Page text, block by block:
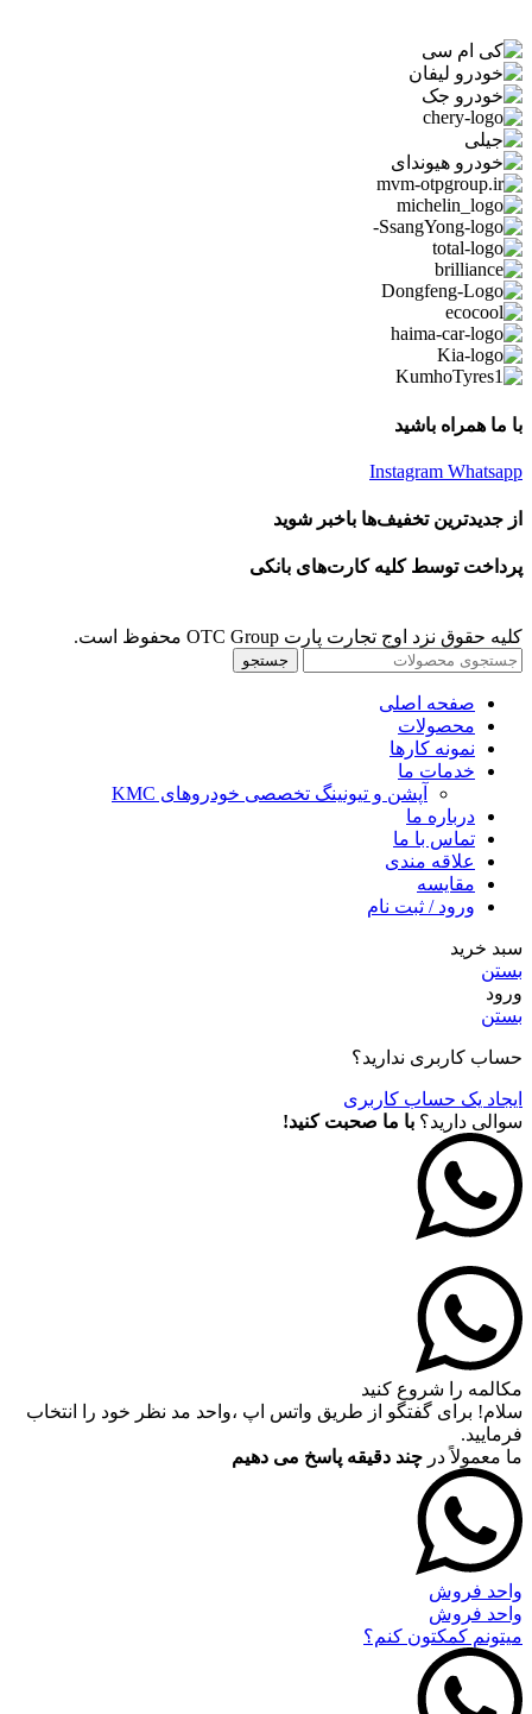
با ما همراه باشید
Instagram Whatsapp
از جدیدترین تخفیف‌ها باخبر شوید
پرداخت توسط کلیه کارت‌های بانکی
کلیه حقوق نزد اوج تجارت پارت OTC Group محفوظ است.
جستجو
صفحه اصلی
محصولات
نمونه کارها
خدمات ما
آپشن و تیونینگ تخصصی خودروهای KMC
درباره ما
تماس با ما
علاقه مندی
مقايسه
ورود / ثبت نام
سبد خرید
بستن
ورود
بستن
حساب کاربری ندارید؟
ایجاد یک حساب کاربری
سوالی دارید؟ با ما صحبت کنید!
مکالمه را شروع کنید
سلام! برای گفتگو از طریق واتس اپ ،واحد مد نظر خود را انتخاب
فرمایید.
ما معمولاً در چند دقیقه پاسخ می دهیم
واحد فروش
واحد فروش
میتونم کمکتون کنم؟